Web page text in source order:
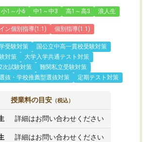
小1～小6 中1～中3 高1～高3 浪人生
ン個別指導(1:1) 個別指導(1:1)
受験対策
国公立中高一貫校受験対策
対策
大学入学共通テスト対策
次試験対策
難関私立受験対策
抜・学校推薦型選抜対策
定期テスト対策
授業料の目安 （税込）
詳細はお問い合わせください
詳細はお問い合わせください